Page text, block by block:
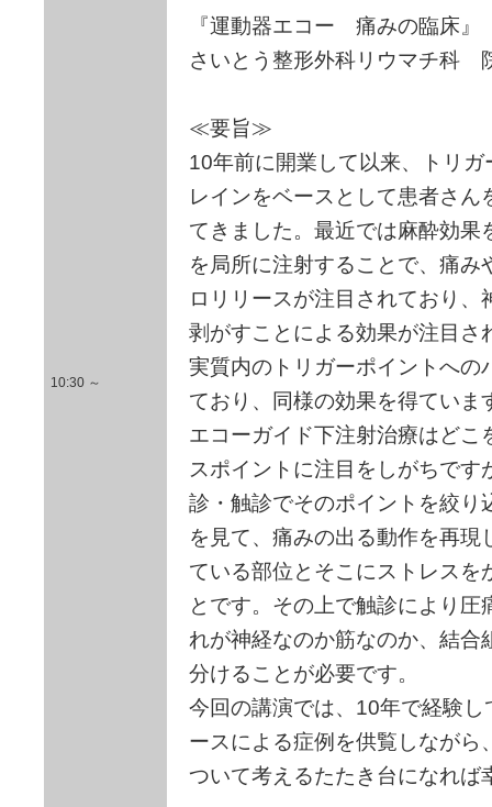
10:30 ～
『運動器エコー 痛みの臨床』
さいとう整形外科リウマチ科
≪要旨≫
10年前に開業して以来、トリ
レインをベースとして患者さ
てきました。最近では麻酔効果
を局所に注射することで、痛
ロリリースが注目されており
剥がすことによる効果が注目さ
実質内のトリガーポイントへの
ており、同様の効果を得ていま
エコーガイド下注射治療はどこ
スポイントに注目をしがちで
診・触診でそのポイントを絞り
を見て、痛みの出る動作を再
ている部位とそこにストレスを
とです。その上で触診により
れが神経なのか筋なのか、結合
分けることが必要です。
今回の講演では、10年で経験
ースによる症例を供覧しながら
ついて考えるたたき台になれば